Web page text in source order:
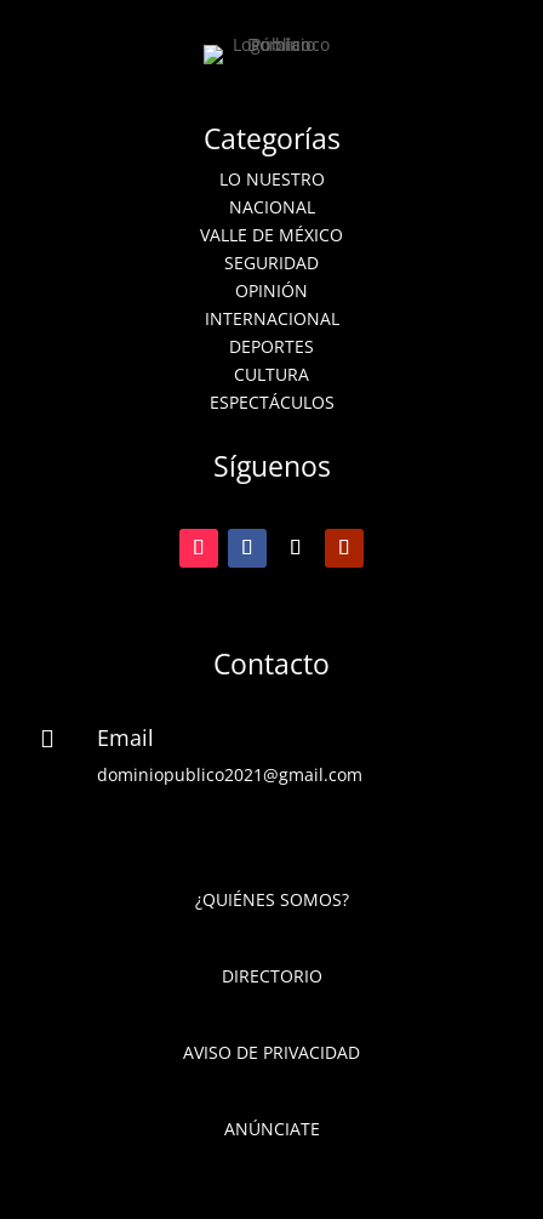
Categorías
LO NUESTRO
NACIONAL
VALLE DE MÉXICO
SEGURIDAD
OPINIÓN
INTERNACIONAL
DEPORTES
CULTURA
ESPECTÁCULOS
Síguenos
Contacto
 Email
dominiopublico2021@gmail.com
¿QUIÉNES SOMOS?
DIRECTORIO
AVISO DE PRIVACIDAD
ANÚNCIATE